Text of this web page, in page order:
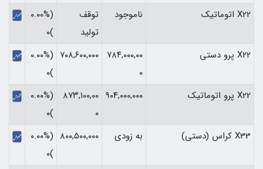
X22 اتوماتیک
ناموجود
توقف
تولید
(۰.۰۰%
)۰
X22 پرو دستی
۷۸۴,۰۰۰,۰۰
۰
۷۰۸,۶۰۰,۰۰۰
(۰.۰۰%
)۰
X22 پرو اتوماتیک
۹۰۴,۰۰۰,۰۰۰ ۸۷۳,۱۰۰,۰۰
۰
(۰.۰۰%
)۰
X33 کراس (دستی)
به زودی ۸۰۰,۵۰۰,۰۰۰
(۰.۰۰%
)۰